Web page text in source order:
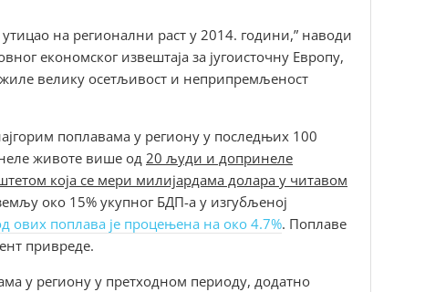
на регионални раст у 2014. години,” наводи
економског извештаја за југоисточну Европу,
велику осетљивост и неприпремљеност
поплавама у региону у последњих 100
животе више од 20 људи и допринеле
која се мери милијардама долара у читавом
око 15% укупног БДП-а у изгубљеној
ових поплава је процењена на око 4.7%. Поплаве
привреде.
у региону у претходном периоду, додатно